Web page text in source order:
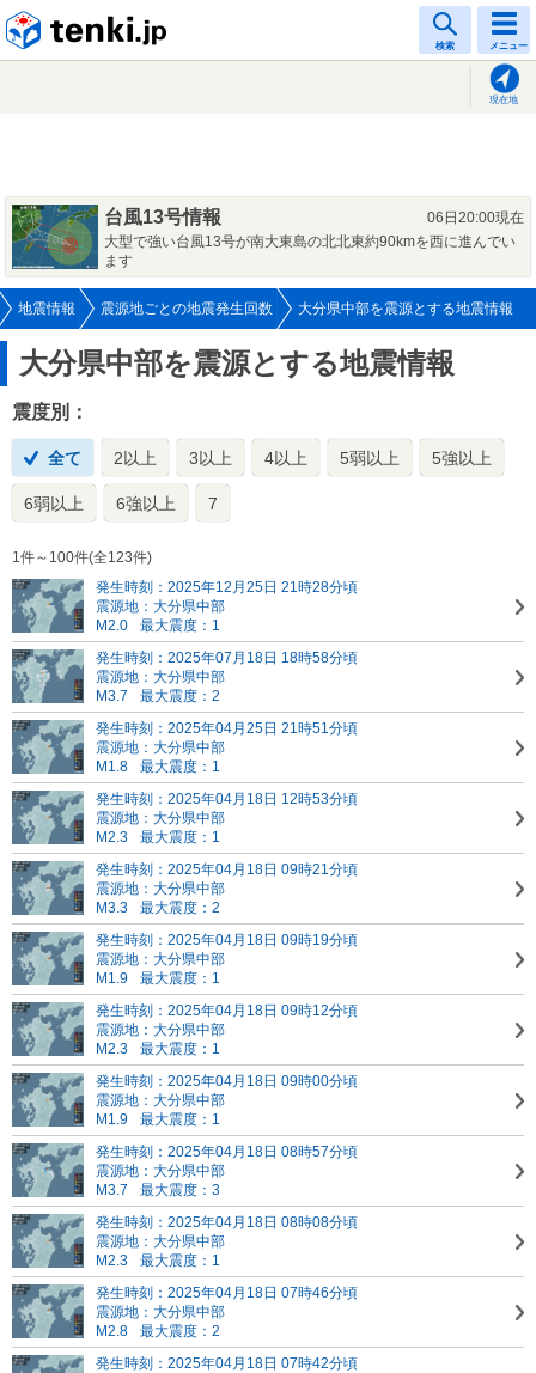
検索 メニュー
現在地
台風13号情報
06日20:00現在
大型で強い台風13号が南大東島の北北東約90kmを西に進んでい
ます
地震情報 震源地ごとの地震発生回数 大分県中部を震源とする地震情報
大分県中部を震源とする地震情報
震度別：
全て 2以上 3以上 4以上 5弱以上 5強以上
6弱以上 6強以上 7
1件～100件(全123件)
発生時刻：2025年12月25日 21時28分頃
震源地：大分県中部
M2.0
最大震度：1
発生時刻：2025年07月18日 18時58分頃
震源地：大分県中部
M3.7
最大震度：2
発生時刻：2025年04月25日 21時51分頃
震源地：大分県中部
M1.8
最大震度：1
発生時刻：2025年04月18日 12時53分頃
震源地：大分県中部
M2.3
最大震度：1
発生時刻：2025年04月18日 09時21分頃
震源地：大分県中部
M3.3
最大震度：2
発生時刻：2025年04月18日 09時19分頃
震源地：大分県中部
M1.9
最大震度：1
発生時刻：2025年04月18日 09時12分頃
震源地：大分県中部
M2.3
最大震度：1
発生時刻：2025年04月18日 09時00分頃
震源地：大分県中部
M1.9
最大震度：1
発生時刻：2025年04月18日 08時57分頃
震源地：大分県中部
M3.7
最大震度：3
発生時刻：2025年04月18日 08時08分頃
震源地：大分県中部
M2.3
最大震度：1
発生時刻：2025年04月18日 07時46分頃
震源地：大分県中部
M2.8
最大震度：2
発生時刻：2025年04月18日 07時42分頃